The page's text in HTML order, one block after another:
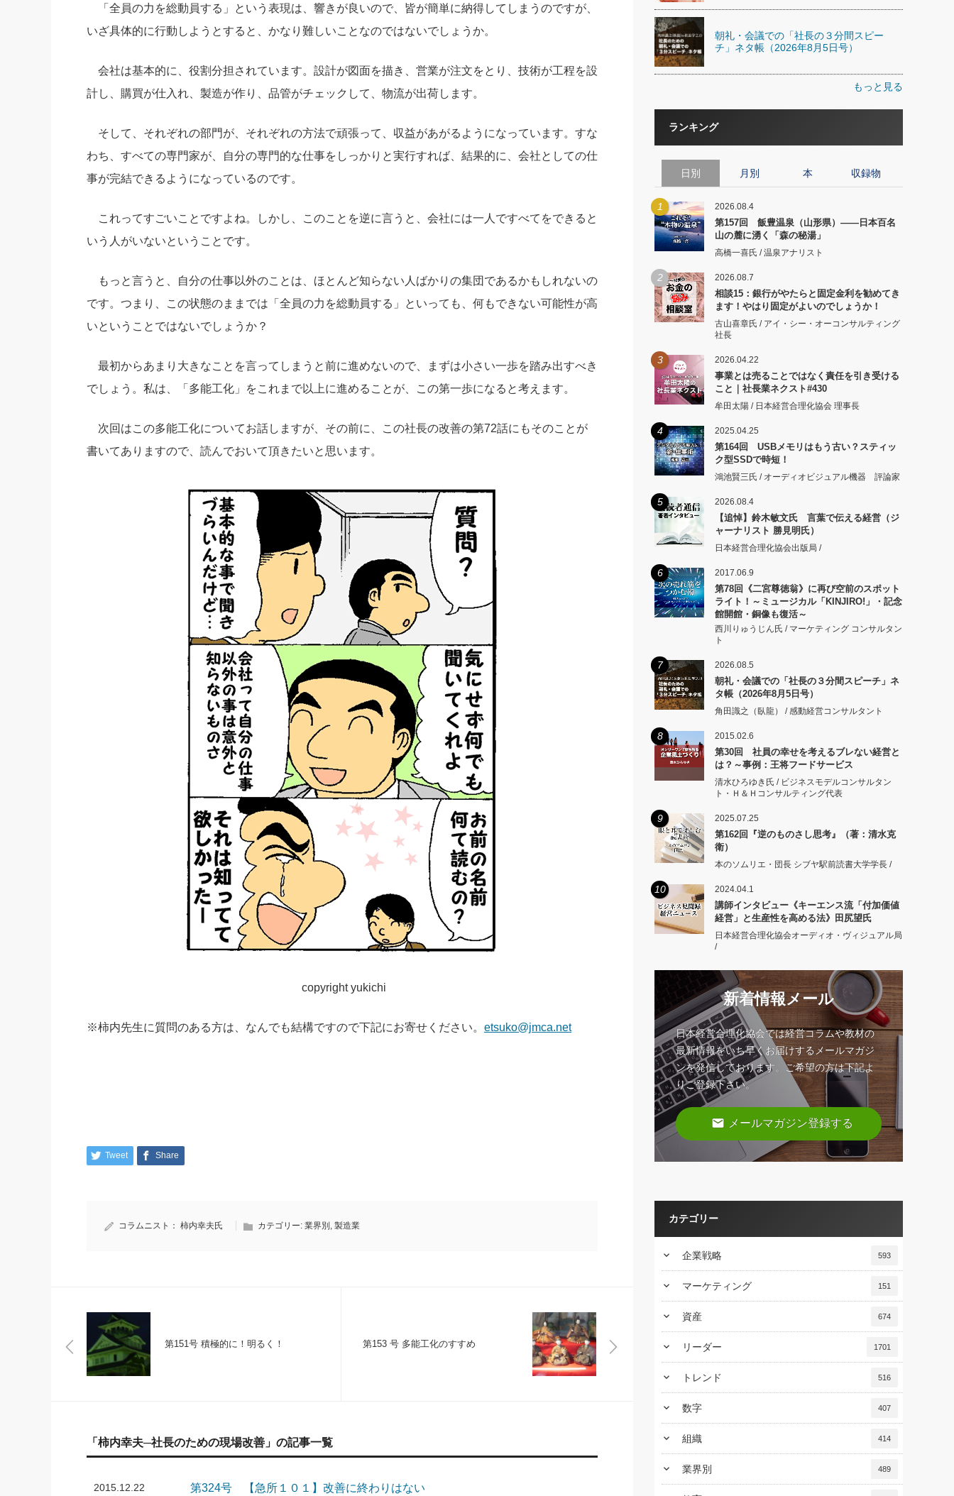
「全員の力を総動員する」という表現は、響きが良いので、皆が簡単に納得してしまうのですが、
いざ具体的に行動しようとすると、かなり難しいことなのではないでしょうか。
会社は基本的に、役割分担されています。設計が図面を描き、営業が注文をとり、技術が工程を設
計し、購買が仕入れ、製造が作り、品管がチェックして、物流が出荷します。
そして、それぞれの部門が、それぞれの方法で頑張って、収益があがるようになっています。すな
わち、すべての専門家が、自分の専門的な仕事をしっかりと実行すれば、結果的に、会社としての仕
事が完結できるようになっているのです。
これってすごいことですよね。しかし、このことを逆に言うと、会社には一人ですべてをできると
いう人がいないということです。
もっと言うと、自分の仕事以外のことは、ほとんど知らない人ばかりの集団であるかもしれないの
です。つまり、この状態のままでは「全員の力を総動員する」といっても、何もできない可能性が高
いということではないでしょうか？
最初からあまり大きなことを言ってしまうと前に進めないので、まずは小さい一歩を踏み出すべき
でしょう。私は、「多能工化」をこれまで以上に進めることが、この第一歩になると考えます。
次回はこの多能工化についてお話しますが、その前に、この社長の改善の第72話にもそのことが
書いてありますので、読んでおいて頂きたいと思います。
copyright yukichi
※柿内先生に質問のある方は、なんでも結構ですので下記にお寄せください。 etsuko@jmca.net
Tweet Share
コラムニスト： 柿内幸夫氏 カテゴリー: 業界別 , 製造業
第151号 積極的に！明るく！ 第153 号 多能工化のすすめ
「柿内幸夫─社長のための現場改善」の記事一覧
2015.12.22 第324号 【急所１０１】改善に終わりはない
朝礼・会議での「社長の３分間スピー
チ」ネタ帳（2026年8月5日号）
もっと見る
ランキング
日別 月別 本 収録物
1 2026.08.4
第157回 飯豊温泉（山形県）――日本百名
山の麓に湧く「森の秘湯」
高橋一喜氏 / 温泉アナリスト
2 2026.08.7
相談15：銀行がやたらと固定金利を勧めてき
ます！やはり固定がよいのでしょうか！
古山喜章氏 / アイ・シー・オーコンサルティング
社長
3 2026.04.22
事業とは売ることではなく責任を引き受ける
こと｜社長業ネクスト#430
牟田太陽 / 日本経営合理化協会 理事長
4 2025.04.25
第164回 USBメモリはもう古い？スティッ
ク型SSDで時短！
鴻池賢三氏 / オーディオビジュアル機器 評論家
5 2026.08.4
【追悼】鈴木敏文氏 言葉で伝える経営（ジ
ャーナリスト 勝見明氏）
日本経営合理化協会出版局 /
6 2017.06.9
第78回《二宮尊徳翁》に再び空前のスポット
ライト！～ミュージカル「KINJIRO!」・記念
館開館・銅像も復活～
西川りゅうじん氏 / マーケティング コンサルタン
ト
7 2026.08.5
朝礼・会議での「社長の３分間スピーチ」ネ
タ帳（2026年8月5日号）
角田識之（臥龍） / 感動経営コンサルタント
8 2015.02.6
第30回 社員の幸せを考えるブレない経営と
は？～事例：王将フードサービス
清水ひろゆき氏 / ビジネスモデルコンサルタン
ト・Ｈ＆Ｈコンサルティング代表
9 2025.07.25
第162回『逆のものさし思考』（著：清水克
衛）
本のソムリエ・団長 シブヤ駅前読書大学学長 /
10 2024.04.1
講師インタビュー《キーエンス流「付加価値
経営」と生産性を高める法》田尻望氏
日本経営合理化協会オーディオ・ヴィジュアル局
/
新着情報メール
日本経営合理化協会では経営コラムや教材の
最新情報をいち早くお届けするメールマガジ
ンを発信しております。ご希望の方は下記よ
りご登録下さい。
email メールマガジン登録する
カテゴリー
keyboard_arrow_down 企業戦略 593
keyboard_arrow_down マーケティング 151
keyboard_arrow_down 資産 674
keyboard_arrow_down リーダー 1701
keyboard_arrow_down トレンド 516
keyboard_arrow_down 数字 407
keyboard_arrow_down 組織 414
keyboard_arrow_down 業界別 489